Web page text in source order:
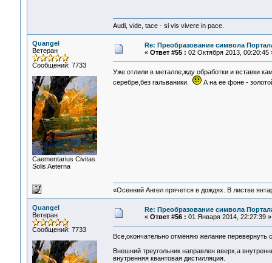
Audi, vide, tace - si vis vivere in pace.
Quangel
Ветеран
Сообщений: 7733
Сaementarius Civitas
Solis Aeterna
Re: Преобразование символа
« Ответ #55 : 02 Октября 2013, 00:20:45
Уже отлили в металле,жду обработки и вставки
серебре,без гальваники.
А на ее фоне -
«Осенний Ангел прячется в дождях. В листве
Quangel
Ветеран
Сообщений: 7733
Re: Преобразование символа
« Ответ #56 : 01 Января 2014, 22:27:39 »
Все,окончательно отменяю желание
Внешний треугольник направлен вверх,а
внутренняя квантовая дистилляция.